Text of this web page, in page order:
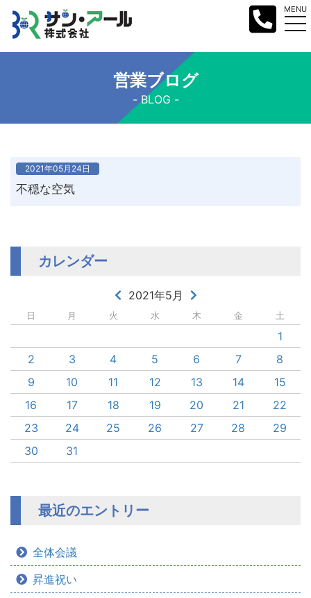
MENU
営業ブログ
BLOG
2021年05月24日
不穏な空気
カレンダー
2021年5月
日 月 火 水 木 金 土
1
2
3 4 5 6 7
8
9
10 11 12 13 14
15
16
17 18 19 20 21
22
23
24 25 26 27 28
29
30
31
最近のエントリー
全体会議
昇進祝い